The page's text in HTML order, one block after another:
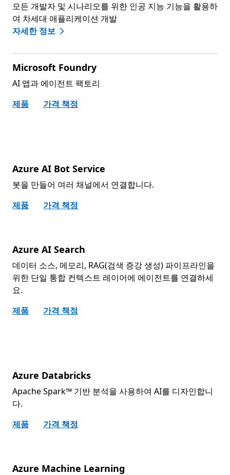
모든 개발자 및 시나리오를 위한 인공 지능 기능을 활용하
여 차세대 애플리케이션 개발
자세한 정보
Microsoft Foundry
AI 앱과 에이전트 팩토리
제품
가격 책정
Azure AI Bot Service
봇을 만들어 여러 채널에서 연결합니다.
제품
가격 책정
Azure AI Search
데이터 소스, 메모리, RAG(검색 증강 생성) 파이프라인을
위한 단일 통합 컨텍스트 레이어에 에이전트를 연결하세
요.
제품
가격 책정
Azure Databricks
Apache Spark™ 기반 분석을 사용하여 AI를 디자인합니
다.
제품
가격 책정
Azure Machine Learning